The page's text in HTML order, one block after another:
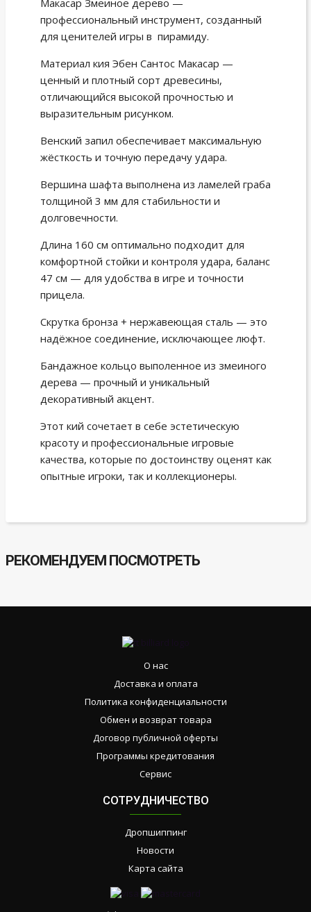
Макасар Змеиное дерево —
профессиональный инструмент, созданный
для ценителей игры в пирамиду.
Материал кия Эбен Сантос Макасар —
ценный и плотный сорт древесины,
отличающийся высокой прочностью и
выразительным рисунком.
Венский запил обеспечивает максимальную
жёсткость и точную передачу удара.
Вершина шафта выполнена из ламелей граба
толщиной 3 мм для стабильности и
долговечности.
Длина 160 см оптимально подходит для
комфортной стойки и контроля удара, баланс
47 см — для удобства в игре и точности
прицела.
Скрутка бронза + нержавеющая сталь — это
надёжное соединение, исключающее люфт.
Бандажное кольцо выполенное из змеиного
дерева — прочный и уникальный
декоративный акцент.
Этот кий сочетает в себе эстетическую
красоту и профессиональные игровые
качества, которые по достоинству оценят как
опытные игроки, так и коллекционеры.
РЕКОМЕНДУЕМ ПОСМОТРЕТЬ
О нас
Доставка и оплата
Политика конфиденциальности
Обмен и возврат товара
Договор публичной оферты
Программы кредитования
Сервис
СОТРУДНИЧЕСТВО
Дропшиппинг
Новости
Карта сайта